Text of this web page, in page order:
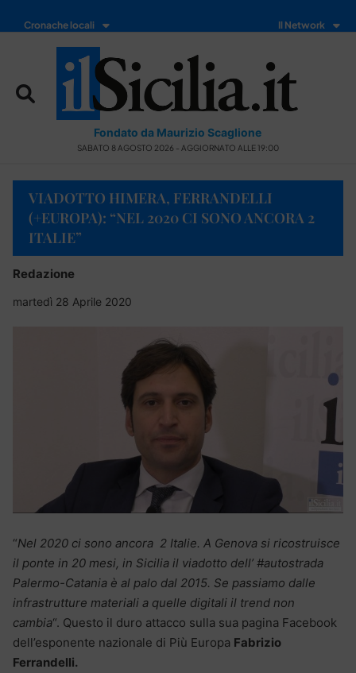
Cronache locali Il Network
Fondato da Maurizio Scaglione
SABATO 8 AGOSTO 2026 - AGGIORNATO ALLE 19:00
VIADOTTO HIMERA, FERRANDELLI
(+EUROPA): “NEL 2020 CI SONO ANCORA 2
ITALIE”
Redazione
martedì 28 Aprile 2020
“Nel 2020 ci sono ancora 2 Italie. A Genova si ricostruisce
il ponte in 20 mesi, in Sicilia il viadotto dell’ #autostrada
Palermo-Catania è al palo dal 2015. Se passiamo dalle
infrastrutture materiali a quelle digitali il trend non
cambia“. Questo il duro attacco sulla sua pagina Facebook
dell’esponente nazionale di Più Europa Fabrizio
Ferrandelli.